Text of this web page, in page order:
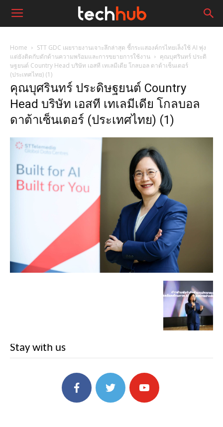
Home
STT GDC เผยรายงานเจาะลึกล่าสุด ชี้กระแสองค์กรไทยเล็งใช้ AI พุ่ง
แต่ยังติดกับดักด้านความพร้อมและการขยายการใช้งาน
คุณบุศรินทร์ ประดิ
ษฐยนต์ Country Head บริษัท เอสที เทเลมีเดีย โกลบอล ดาต้าเซ็นเตอร์
(ประเทศไทย) (1)
คุณบุศรินทร์ ประดิษฐยนต์ Country
Head บริษัท เอสที เทเลมีเดีย โกลบอล
ดาต้าเซ็นเตอร์ (ประเทศไทย) (1)
Stay with us